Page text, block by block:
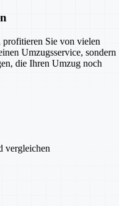
profitieren Sie von vielen
Umzugsservice, sondern
die Ihren Umzug noch
vergleichen